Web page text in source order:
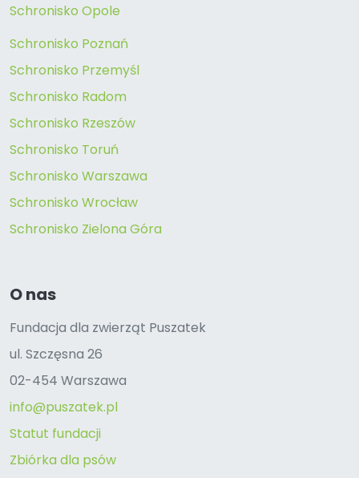
Schronisko Opole
Schronisko Poznań
Schronisko Przemyśl
Schronisko Radom
Schronisko Rzeszów
Schronisko Toruń
Schronisko Warszawa
Schronisko Wrocław
Schronisko Zielona Góra
O nas
Fundacja dla zwierząt Puszatek
ul. Szczęsna 26
02-454 Warszawa
info@puszatek.pl
Statut fundacji
Zbiórka dla psów